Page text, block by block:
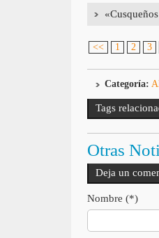
<< 1 2 3
Categoría:
Tags
Otras
Deja un
Nombre (*)